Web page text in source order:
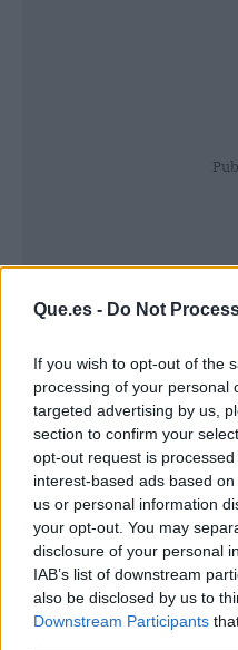
Que.es - Do Not
If you wish to opt-out of the
processing of your personal
targeted advertising by us,
section to confirm your
opt-out request is
interest-based ads based
us or personal information
your opt-out. You may
disclosure of your personal
IAB’s list of downstream
also be disclosed by us to
Downstream Participants
En ocasiones será
permisos o licencias
la vivienda, sobre
vecinos, ya sean
otras mayores, dado